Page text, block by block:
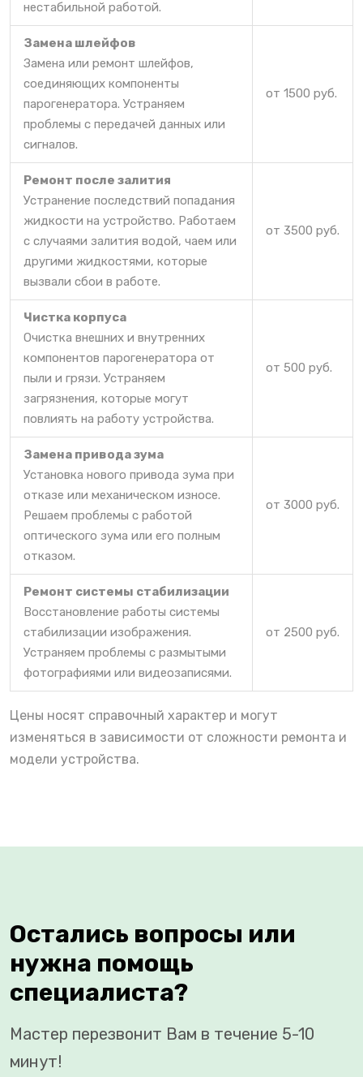
нестабильной работой.
Замена шлейфов
Замена или ремонт шлейфов,
соединяющих компоненты
парогенератора. Устраняем
проблемы с передачей данных или
сигналов.
от 1500 руб.
Ремонт после залития
Устранение последствий попадания
жидкости на устройство. Работаем
с случаями залития водой, чаем или
другими жидкостями, которые
вызвали сбои в работе.
от 3500 руб.
Чистка корпуса
Очистка внешних и внутренних
компонентов парогенератора от
пыли и грязи. Устраняем
загрязнения, которые могут
повлиять на работу устройства.
от 500 руб.
Замена привода зума
Установка нового привода зума при
отказе или механическом износе.
Решаем проблемы с работой
оптического зума или его полным
отказом.
от 3000 руб.
Ремонт системы стабилизации
Восстановление работы системы
стабилизации изображения.
Устраняем проблемы с размытыми
фотографиями или видеозаписями.
от 2500 руб.
Цены носят справочный характер и могут
изменяться в зависимости от сложности ремонта и
модели устройства.
Остались вопросы или
нужна помощь
специалиста?
Мастер перезвонит Вам в течение 5-10
минут!